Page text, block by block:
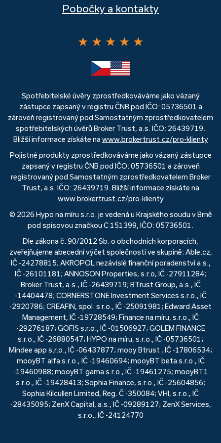
Pobočky a kontakty
★ ★ ★ ★ ★
Spotřebitelské úvěry zprostředkováváme jako vázaný
zástupce zapsaný v registru ČNB pod IČO: 05736501 a
zároveň registrovaný pod Samostatným zprostředkovatelem
spotřebitelských úvěrů Broker Trust, a.s. IČO: 26439719.
Bližší informace získáte na www.brokertrust.cz/pro-klienty
Pojistné produkty zprostředkováváme jako vázaný zástupce
zapsaný v registru ČNB pod IČO: 05736501 a zároveň
registrovaný pod Samostatným zprostředkovatelem Broker
Trust, a.s. IČO: 26439719. Bližší informace získáte na
www.brokertrust.cz/pro-klienty
© 2026 Hypo na míru s.r.o. je vedená u Krajského soudu v Brně
pod spisovou značkou C 151399, IČO: 05736501.
Dle zákona č. 90/2012 Sb. o obchodních korporacích,
zveřejňujeme abecední výčet společností ve skupině: Able.cz,
IČ -24278815; AKROPOL nezávislé finanční poradenství a.s.,
IČ -26101181; ANNOSON Properties, s.r.o, IČ -27911284;
Broker Trust, a.s., IČ -26439719; BTrust Group, a.s., IČ
-14404478; CORNERSTONE Investment Services s.r.o., IČ
-2920786; CREAFIN, spol. s r.o., IČ -25091981; Edward Asset
Management, IČ -19728549; Finance na míru, s.r.o., IČ
-29276187; GOFIS s.r.o., IČ -01506927; GOLEM FINANCE
s.r.o., IČ -26880547; HYPO na míru, s.r.o., IČ -05736501;
Mindee app s.r.o., IČ -06437877; mooy Btrust , IČ -17806534;
mooyBT alfa s.r.o., IČ -19460694; mooyBT beta s.r.o., IČ
-19460988; mooyBT gama s.r.o., IČ -19461275; mooyBT1
s.r.o., IČ -19428413; Sophia Finance, s.r.o., IČ -25604856;
Sophia Kilcullen Limited, Reg. Č -350084; VHI, s.r.o., IČ
-28435095; ZenX Capital, a.s., IČ -09289127; ZenX Services,
s.r.o., IČ -24124770